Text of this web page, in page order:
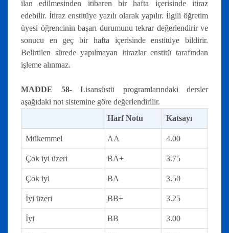
ilan edilmesinden itibaren bir hafta içerisinde itiraz
edebilir. İtiraz enstitüye yazılı olarak yapılır. İlgili öğretim
üyesi öğrencinin başarı durumunu tekrar değerlendirir ve
sonucu en geç bir hafta içerisinde enstitüye bildirir.
Belirtilen sürede yapılmayan itirazlar enstitü tarafından
işleme alınmaz.
MADDE 58-Lisansüstü programlarındaki dersler
aşağıdaki not sistemine göre değerlendirilir.
Harf Notu
Katsayı
Mükemmel AA 4.00
Çok iyi üzeri BA+ 3.75
Çok iyi BA 3.50
İyi üzeri BB+ 3.25
İyi BB 3.00